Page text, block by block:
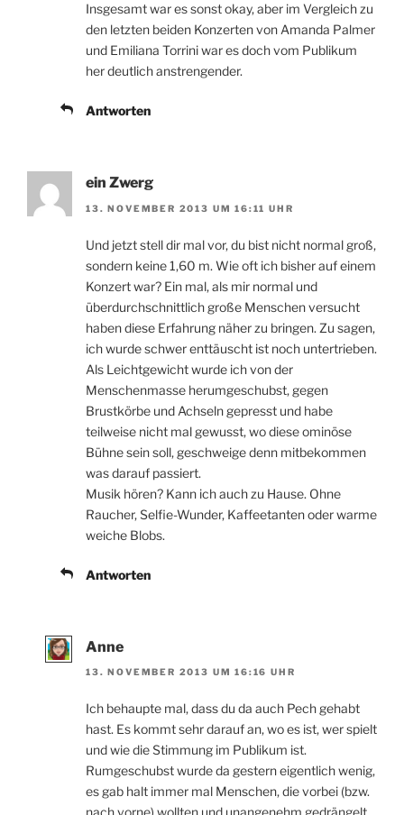
Insgesamt war es sonst okay, aber im Vergleich zu
den letzten beiden Konzerten von Amanda Palmer
und Emiliana Torrini war es doch vom Publikum
her deutlich anstrengender.
Antworten
ein Zwerg
13. NOVEMBER 2013 UM 16:11 UHR
Und jetzt stell dir mal vor, du bist nicht normal groß,
sondern keine 1,60 m. Wie oft ich bisher auf einem
Konzert war? Ein mal, als mir normal und
überdurchschnittlich große Menschen versucht
haben diese Erfahrung näher zu bringen. Zu sagen,
ich wurde schwer enttäuscht ist noch untertrieben.
Als Leichtgewicht wurde ich von der
Menschenmasse herumgeschubst, gegen
Brustkörbe und Achseln gepresst und habe
teilweise nicht mal gewusst, wo diese ominöse
Bühne sein soll, geschweige denn mitbekommen
was darauf passiert.
Musik hören? Kann ich auch zu Hause. Ohne
Raucher, Selfie-Wunder, Kaffeetanten oder warme
weiche Blobs.
Antworten
Anne
13. NOVEMBER 2013 UM 16:16 UHR
Ich behaupte mal, dass du da auch Pech gehabt
hast. Es kommt sehr darauf an, wo es ist, wer spielt
und wie die Stimmung im Publikum ist.
Rumgeschubst wurde da gestern eigentlich wenig,
es gab halt immer mal Menschen, die vorbei (bzw.
nach vorne) wollten und unangenehm gedrängelt